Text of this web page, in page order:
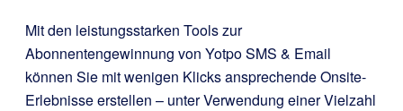
Mit den leistungsstarken Tools zur
Abonnentengewinnung von Yotpo SMS & Email
können Sie mit wenigen Klicks ansprechende Onsite-
Erlebnisse erstellen – unter Verwendung einer Vielzahl